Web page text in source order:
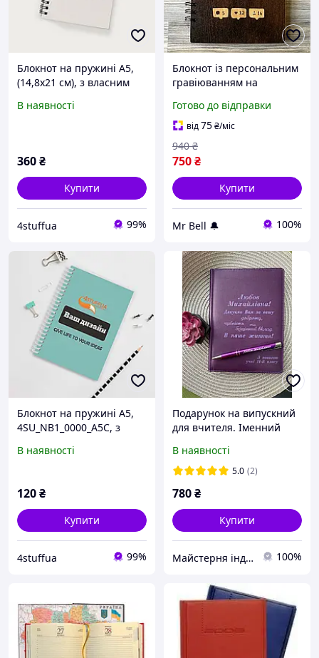
Блокнот на пружині А5,
(14,8х21 см), з власним
4SU_NB2_0000_A5YDB, 100
замовлення
В наявності
360₴
Купити
4stuffua 99%
Блокнот із персональним
гравіюванням на
Готово до відправки
від75₴/міс
750₴
940 ₴
Купити
Mr Bell 🔔 100%
Блокнот на пружині А5,
4SU_NB1_0000_A5C, з
аркушів, картон
В наявності
120₴
Купити
4stuffua 99%
Подарунок на випускний
для вчителя. Іменний
гарно запакований
В наявності
5.0 (2)
780₴
Купити
Майстерня індивідуальних подарунків Бетховен 100%